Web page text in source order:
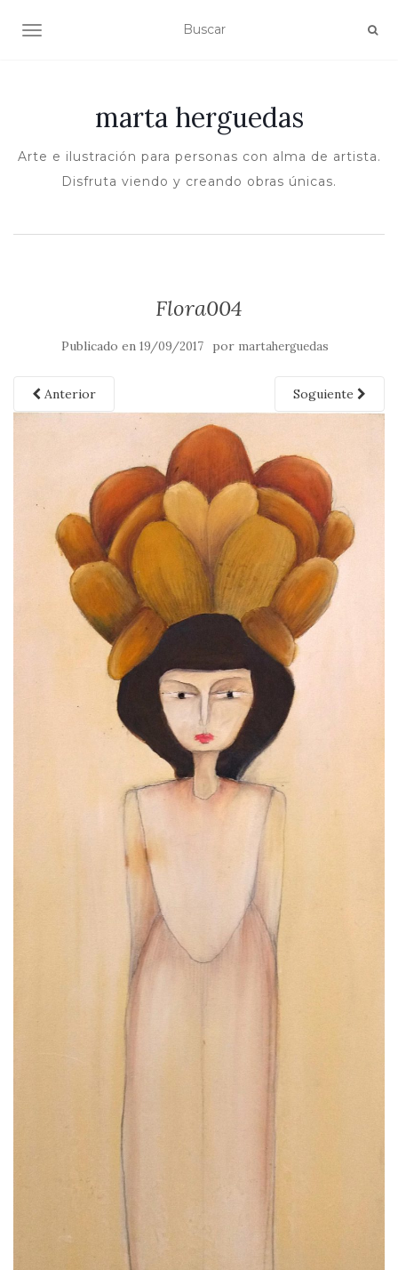
ALTERNAR NAVEGACIÓN
marta herguedas
Arte e ilustración para personas con alma de artista.
Disfruta viendo y creando obras únicas.
Flora004
Publicado en 19/09/2017 por martaherguedas
Anterior Soguiente